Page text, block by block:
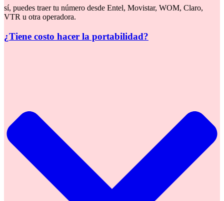
sí, puedes traer tu número desde Entel, Movistar, WOM, Claro,
VTR u otra operadora.
¿Tiene costo hacer la portabilidad?